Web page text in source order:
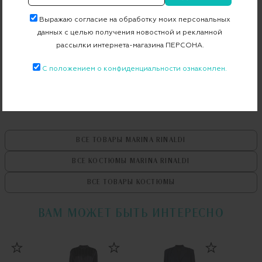
Примерка при доставке торговым представителем
ВСЕ ТОВАРЫ MARINA RINALDI
ВСЕ КОСТЮМЫ MARINA RINALDI
ВСЕ ТОВАРЫ КОСТЮМЫ
ВАМ МОЖЕТ БЫТЬ ИНТЕРЕСНО
Выражаю согласие на обработку моих персональных
данных с целью получения новостной и рекламной
рассылки интернета-магазина ПЕРСОНА.
С положением о конфиденциальности ознакомлен.